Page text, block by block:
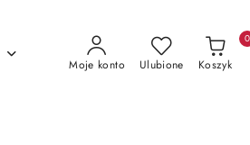
Moje konto Ulubione Koszyk
0